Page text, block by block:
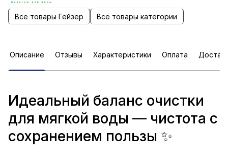
Все товары Гейзер Все товары категории
Описание Отзывы Характеристики Оплата
Идеальный баланс очистки
для мягкой воды — чистота с
сохранением пользы ✨